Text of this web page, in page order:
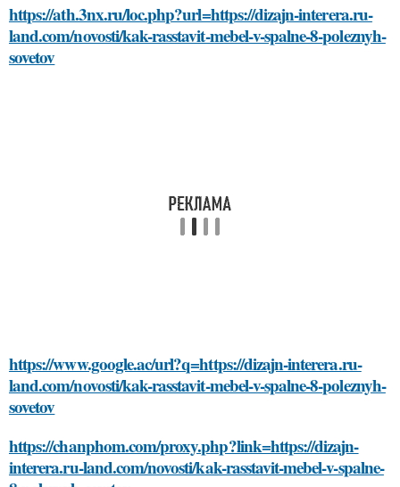
https://ath.3nx.ru/loc.php?url=https://dizajn-interera.ru-
land.com/novosti/kak-rasstavit-mebel-v-spalne-8-poleznyh-
sovetov
https://www.google.ac/url?q=https://dizajn-interera.ru-
land.com/novosti/kak-rasstavit-mebel-v-spalne-8-poleznyh-
sovetov
https://chanphom.com/proxy.php?link=https://dizajn-
interera.ru-land.com/novosti/kak-rasstavit-mebel-v-spalne-